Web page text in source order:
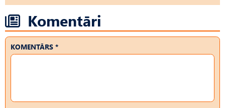
Komentāri
KOMENTĀRS *